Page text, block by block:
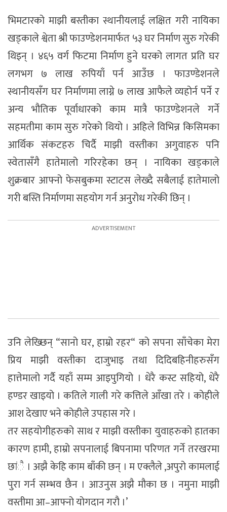
भिमटारको माझी बस्तीका स्थानीयलाई लक्षित गरी नायिका
खड्काले श्वेता श्री फाउण्डेशनमार्फत ५३ घर निर्माण सुरु गरेकी
थिइन् । ४६५ वर्ग फिटमा निर्माण हुने घरको लागत प्रति घर
लगभग ७ लाख रुपियाँ पर्न आउँछ । फाउण्डेशनले
स्थानीयसँग घर निर्माणमा लाग्ने ७ लाख आफैले व्यहोर्न पर्ने र
अन्य भौतिक पूर्वाधारको काम मात्रै फाउण्डेशनले गर्ने
सहमतीमा काम सुरु गरेको थियो । अहिले विभिन्न किसिमका
आर्थिक संकटहरु चिर्दै माझी वस्तीका अगुवाहरु पनि
स्वेतासँगै हातेमालो गरिरहेका छन् । नायिका खड्काले
शुक्रबार आफ्नो फेसबुकमा स्टाटस लेख्दै सबैलाई हातेमालो
गरी बस्ति निर्माणमा सहयोग गर्न अनुरोध गरेकी छिन् ।
उनि लेख्छिन् “सानो घर, हाम्रो रहर“ को सपना साँचेका मेरा
प्रिय माझी वस्तीका दाजुभाइ तथा दिदिबहिनीहरुसँग
हात्तेमालो गर्दै यहाँ सम्म आइपुगियो । धेरै कस्ट सहियो, धेरै
हण्डर खाइयो । कतिले गाली गरे कत्तिले आँखा तरे । कोहीले
आश देखाए भने कोहीले उपहास गरे ।
तर सहयोगीहरुको साथ र माझी वस्तीका युवाहरुको हातका
कारण हामी, हाम्रो सपनालाई बिपनामा परिणत गर्ने तरखरमा
छांै । अझै केहि काम बाँकी छन् । म एक्लैले ,अपुरो कामलाई
पुरा गर्न सम्भव छैन । आउनुस अझै मौका छ । नमुना माझी
वस्तीमा आ–आफ्नो योगदान गरौ ।’